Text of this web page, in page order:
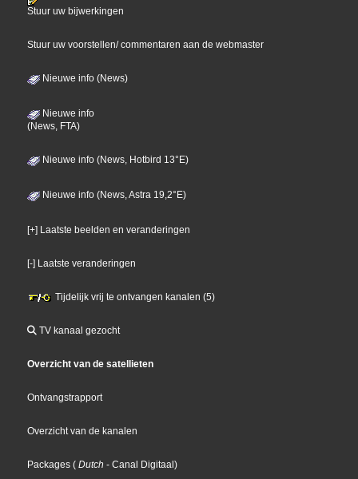
Stuur uw bijwerkingen
Stuur uw voorstellen/ commentaren aan de webmaster
Nieuwe info (News)
Nieuwe info
(News, FTA)
Nieuwe info (News, Hotbird 13°E)
Nieuwe info (News, Astra 19,2°E)
[+] Laatste beelden en veranderingen
[-] Laatste veranderingen
Tijdelijk vrij te ontvangen kanalen (5)
TV kanaal gezocht
Overzicht van de satellieten
Ontvangstrapport
Overzicht van de kanalen
Packages ( Dutch - Canal Digitaal)